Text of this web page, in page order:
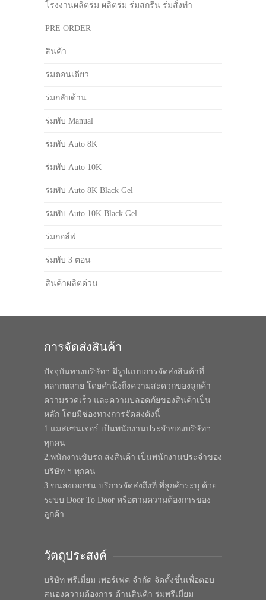
โรงงานผลิตร่ม ผลิตร่ม ร่มสกรีน ร่มสั่งทำ
PRE ORDER
สินค้า
ร่มตอนเดียว
ร่มกลับด้าน
ร่มพับ Manual
ร่มพับ Auto 8K
ร่มพับ Auto 10K
ร่มพับ Auto 8K Black Gel
ร่มพับ Auto 10K Black Gel
ร่มกอล์ฟ
ร่มพับ 3 ตอน
สินค้าผลิตด่วน
การจัดส่งสินค้า
ปัจจุบันทางบริษัทฯ มีรูปแบบการจัดส่งสินค้าที่
หลากหลาย โดยคำนึงถึงความสะดวกของลูกค้า
ความรวดเร็ว และความปลอดภัยของสินค้าเป็น
หลัก โดยมีช่องทางการจัดส่งดังนี้
1.แมสเซนเจอร์ เป็นพนักงานประจำของบริษัทฯ
ทุกคน
2.พนักงานขับรถ ส่งสินค้า เป็นพนักงานประจำของ
บริษัท ฯ ทุกคน
3.ขนส่งเอกชน บริการจัดส่งถึงที่ ที่ลูกค้าระบุ ด้วย
ระบบ Door To Door หรือตามความต้องการของ
ลูกค้า
วัตถุประสงค์
บริษัท พรีเมี่ยม เพอร์เฟค จำกัด จัดตั้งขึ้นเพื่อตอบ
สนองความต้องการ ด้านสินค้า ร่มพรีเมี่ยม